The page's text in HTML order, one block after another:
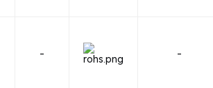
- -